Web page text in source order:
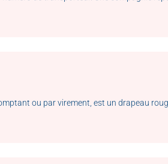
ou par virement, est un drapeau